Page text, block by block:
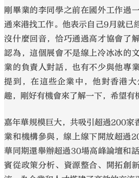
剛畢業的李同學之前在國外工作過
通來港找工作。他表示自己9月就已
沒什麼回音，恰巧通過高才協會了
認為，這個展會不是線上冷冰冰的
業的負責人對話，也有不少與他專
提到，在這些企業中，他對香港
趣，剛好有機會來了解一下，希望有
嘉年華規模巨大，共吸引超過200家
業和機構參與，線上線下開放超過
華同期還舉辦超過30場高峰論壇和
賓從政策分析、資源整合、開拓創